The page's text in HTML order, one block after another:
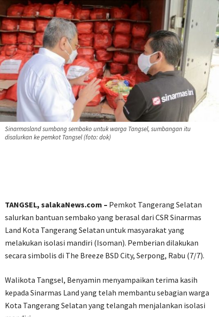
Sinarmasland sumbang sembako untuk warga Tangsel, sumbangan itu
disalurkan ke pemkot Tangsel (foto: dok)
TANGSEL, salakaNews.com – Pemkot Tangerang Selatan
salurkan bantuan sembako yang berasal dari CSR Sinarmas
Land Kota Tangerang Selatan untuk masyarakat yang
melakukan isolasi mandiri (Isoman). Pemberian dilakukan
secara simbolis di The Breeze BSD City, Serpong, Rabu (7/7).
Walikota Tangsel, Benyamin menyampaikan terima kasih
kepada Sinarmas Land yang telah membantu sebagian warga
Kota Tangerang Selatan yang telangah menjalankan isolasi